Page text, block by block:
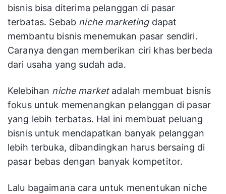
bisnis bisa diterima pelanggan di pasar
terbatas. Sebab niche marketing dapat
membantu bisnis menemukan pasar sendiri.
Caranya dengan memberikan ciri khas berbeda
dari usaha yang sudah ada.
Kelebihan niche marketadalah membuat bisnis
fokus untuk memenangkan pelanggan di pasar
yang lebih terbatas. Hal ini membuat peluang
bisnis untuk mendapatkan banyak pelanggan
lebih terbuka, dibandingkan harus bersaing di
pasar bebas dengan banyak kompetitor.
Lalu bagaimana cara untuk menentukan niche